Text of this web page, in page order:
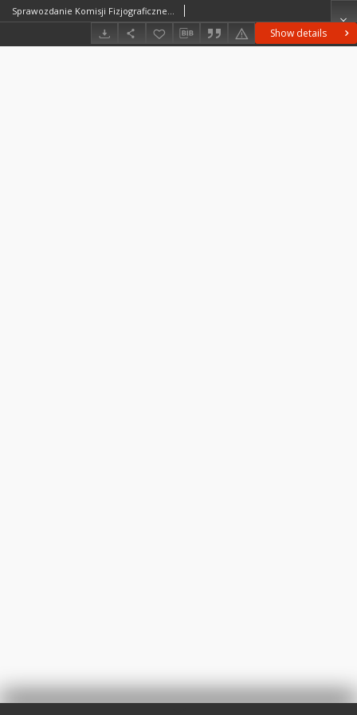
Show details
Sprawozdanie Komisji Fizjograficznej T. 55-56 (1920/21 i 1921/22)